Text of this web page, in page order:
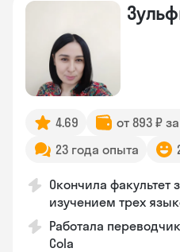
4.69
от 893 ₽
23 года опыта
Окончила
изучением трех
Работала
Cola